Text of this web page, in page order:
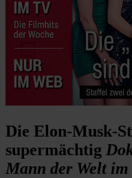
Die Elon-Musk-
supermächtig
Mann der Welt